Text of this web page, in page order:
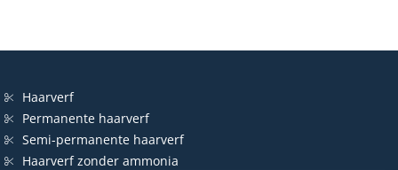
Haarverf
Permanente haarverf
Semi-permanente haarverf
Haarverf zonder ammonia